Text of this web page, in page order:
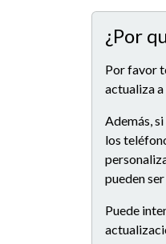
¿Por
Por favor
actualiza
Además,
los
pueden
Puede